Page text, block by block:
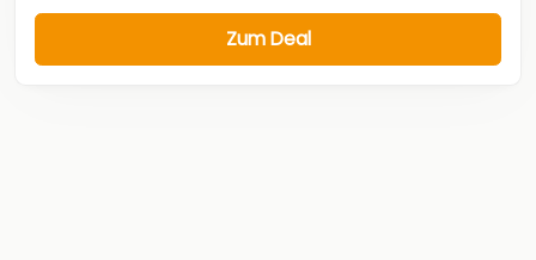
Zum Deal